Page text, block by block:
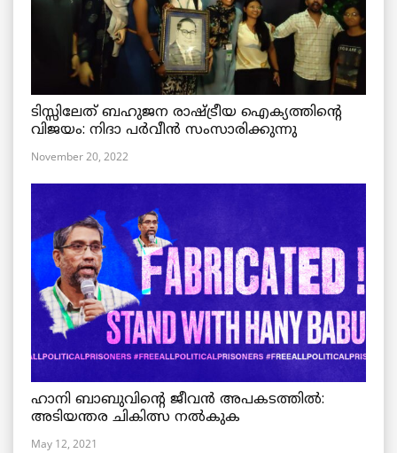
ടിസ്സിലേത് ബഹുജന രാഷ്ട്രീയ ഐക്യത്തിന്റെ
വിജയം: നിദാ പർവീൻ സംസാരിക്കുന്നു
November 20, 2022
ഹാനി ബാബുവിന്റെ ജീവൻ അപകടത്തിൽ:
അടിയന്തര ചികിത്സ നൽകുക
May 12, 2021